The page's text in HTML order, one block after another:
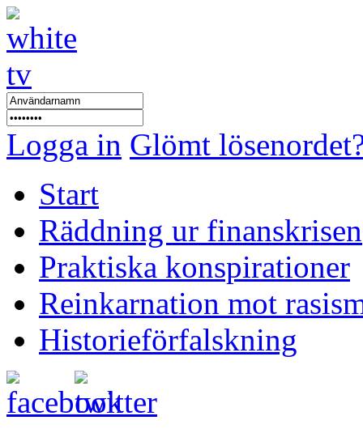
Logga in Glömt
Start
Räddning ur finanskrisen
Praktiska konspirationer
Reinkarnation mot
Historieförfalskning